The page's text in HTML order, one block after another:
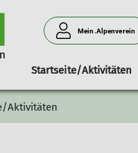
Mein.Alpenverein
Startseite/Aktivitäten
Mitteilungshefte
Aktivitäten